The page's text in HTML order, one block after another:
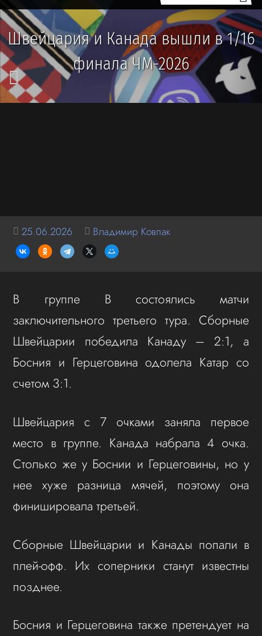
Швейцария и Канада вышли в 1/16
финала ЧМ-2026
25.06.2026 Владимир Ковпак
В группе B состоялись матчи
заключительного третьего тура. Сборные
Швейцарии победила Канаду – 2:1, а
Босния и Герцеговина одолела Катар со
счетом 3:1.
Швейцария с 7 очками заняла первое
место в группе. Канада набрала 4 очка.
Столько же у Боснии и Герцеговины, но у
нее хуже разница мячей, поэтому она
финишировала третьей.
Сборные Швейцарии и Канады попали в
плей-офф. Их соперники станут известны
позднее.
Босния и Герцеговина также претендует на